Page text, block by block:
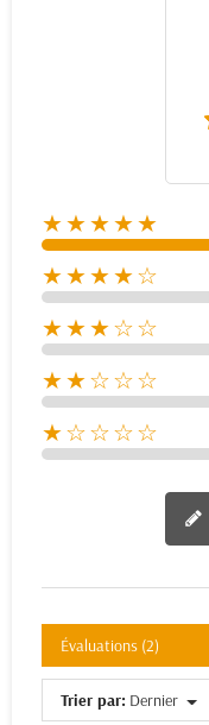
★★★★★
★★★★☆
★★★☆☆
★★☆☆☆
★☆☆☆☆
Évaluations (2)
Trier par: Dernier